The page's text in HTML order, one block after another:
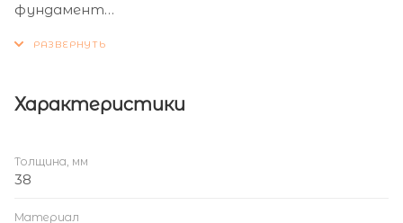
фундамент
переменчивом современном мире.
Натуральный и изысканный, Дуб Штубай
составит гармоничный ансамбль с самыми
декорами кухонных фасадов.
Характеристики
Толщина, мм
38
Материал